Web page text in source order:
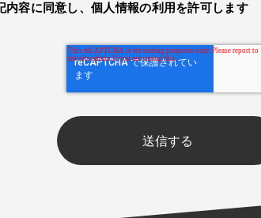
内容に同意し、個人情報の利用を許可します